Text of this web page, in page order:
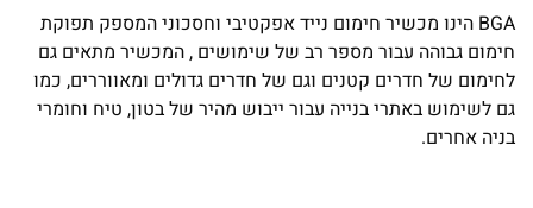
BGA הינו מכשיר חימום נייד אפקטיבי וחסכוני המספק תפוקת
חימום גבוהה עבור מספר רב של שימושים , המכשיר מתאים גם
לחימום של חדרים קטנים וגם של חדרים גדולים ומאווררים, כמו
גם לשימוש באתרי בנייה עבור ייבוש מהיר של בטון, טיח וחומרי
בניה אחרים.